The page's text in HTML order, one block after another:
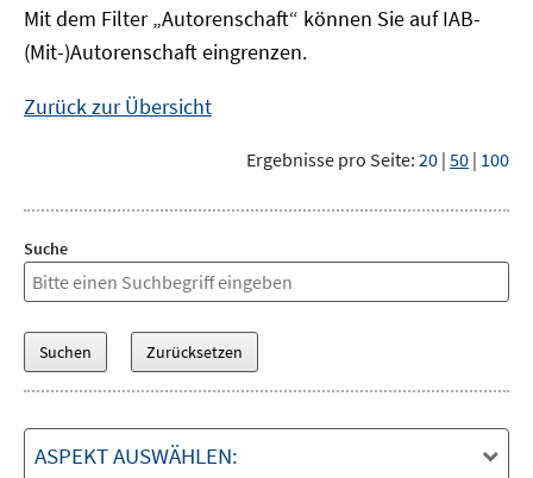
Mit dem Filter „Autorenschaft“ können Sie auf IAB-
(Mit-)Autorenschaft eingrenzen.
Zurück zur Übersicht
Ergebnisse pro Seite: 20 | 50 | 100
Suche
ASPEKT AUSWÄHLEN: